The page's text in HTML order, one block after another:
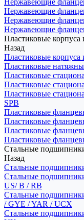
Нержавеющие
Нержавеющие
Нержавеющие
Нержавеющие
Пластиковые корпуса
Назад
Пластиковые корпуса
Пластиковые
Пластиковые
Пластиковые
Пластиковые
SPB
Пластиковые
Пластиковые
Пластиковые
Пластиковые
Стальные
Назад
Стальные
Стальные
US/ B / RB
Стальные
/ GYE / YAR / UCX
Стальные